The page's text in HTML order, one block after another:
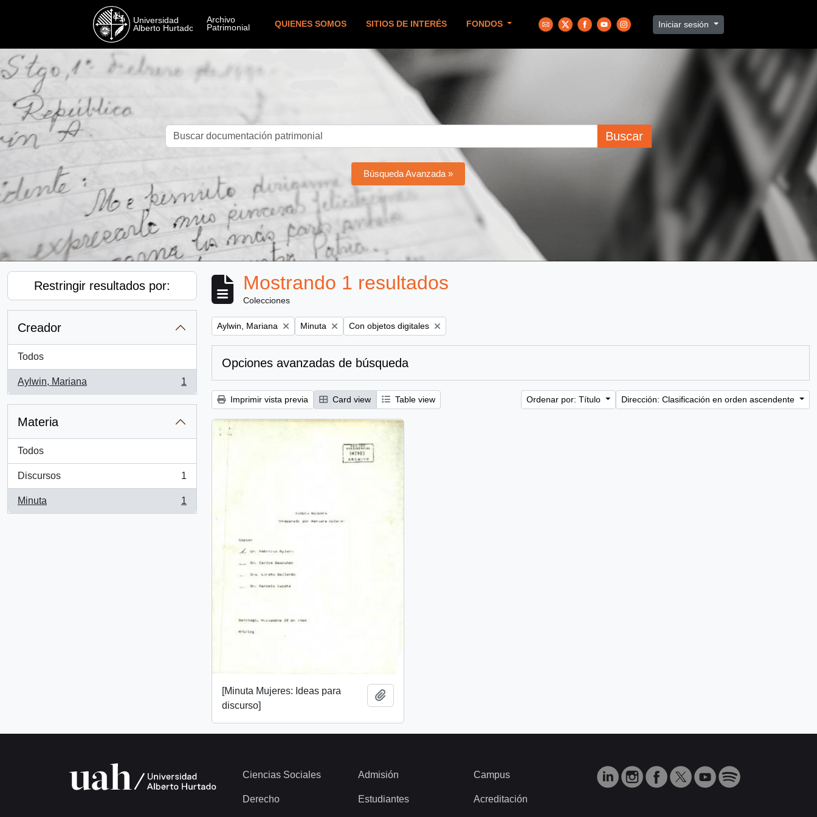
QUIENES SOMOS SITIOS DE INTERÉS FONDOS Iniciar sesión
Buscar
Búsqueda Avanzada »
Restringir resultados por:
Creador
Todos
Aylwin, Mariana
, 1 resultados
1
Materia
Todos
Discursos
, 1 resultados
1
Minuta
, 1 resultados
1
Mostrando 1 resultados
Colecciones
Remove filter:
Aylwin, Mariana Remove filter:
Minuta Remove filter:
Con objetos digitales
Opciones avanzadas de búsqueda
Imprimir vista previa Card view Table view Ordenar por: Título Dirección: Clasificación en orden ascendente
[Minuta Mujeres: Ideas para
discurso]
Ciencias Sociales
Derecho
Admisión
Estudiantes
Campus
Acreditación